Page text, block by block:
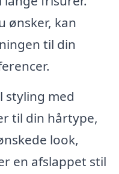
ønsker, kan
til din
styling med
til din hårtype,
look,
en afslappet stil